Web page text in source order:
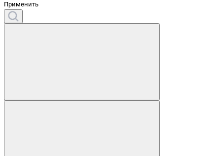
Применить